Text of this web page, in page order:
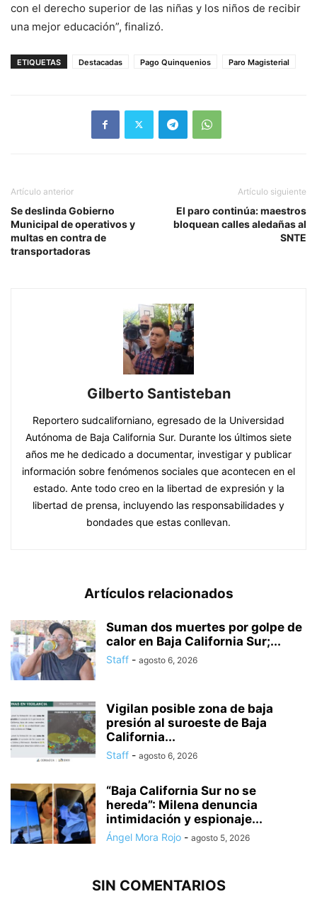
con el derecho superior de las niñas y los niños de recibir
una mejor educación”, finalizó.
ETIQUETAS Destacadas Pago Quinquenios Paro Magisterial
Artículo anterior
Se deslinda Gobierno
Municipal de operativos y
multas en contra de
transportadoras
Artículo siguiente
El paro continúa: maestros
bloquean calles aledañas al
SNTE
Gilberto Santisteban
Reportero sudcaliforniano, egresado de la Universidad
Autónoma de Baja California Sur. Durante los últimos siete
años me he dedicado a documentar, investigar y publicar
información sobre fenómenos sociales que acontecen en el
estado. Ante todo creo en la libertad de expresión y la
libertad de prensa, incluyendo las responsabilidades y
bondades que estas conllevan.
Artículos relacionados
Suman dos muertes por golpe de
calor en Baja California Sur;...
Staff - agosto 6, 2026
Vigilan posible zona de baja
presión al suroeste de Baja
California...
Staff - agosto 6, 2026
“Baja California Sur no se
hereda”: Milena denuncia
intimidación y espionaje...
Ángel Mora Rojo - agosto 5, 2026
SIN COMENTARIOS